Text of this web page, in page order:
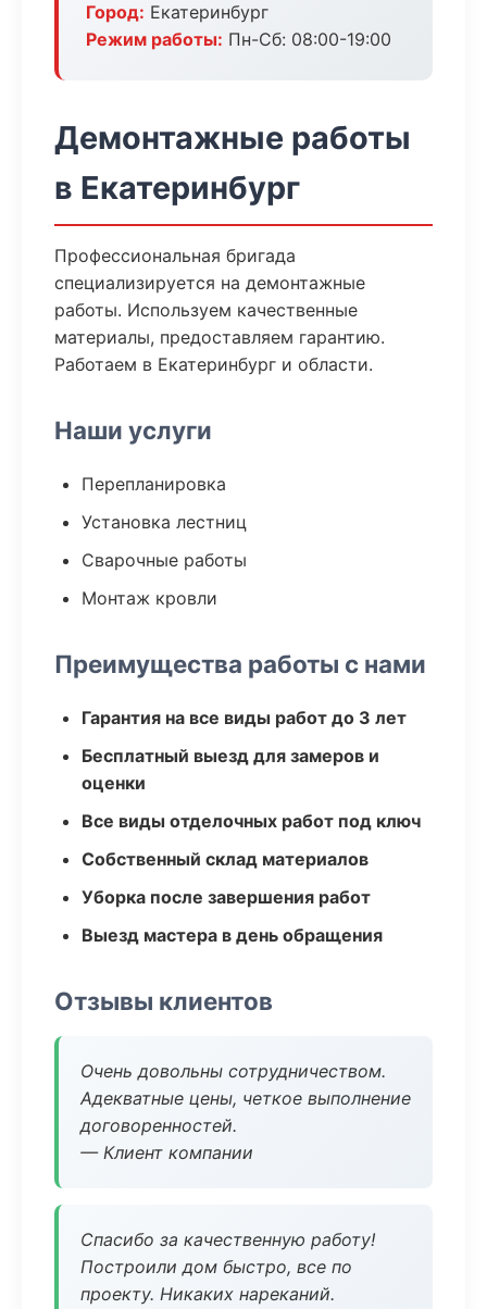
Город: Екатеринбург
Режим работы: Пн-Сб: 08:00-19:00
Демонтажные работы
в Екатеринбург
Профессиональная бригада
специализируется на демонтажные
работы. Используем качественные
материалы, предоставляем гарантию.
Работаем в Екатеринбург и области.
Наши услуги
Перепланировка
Установка лестниц
Сварочные работы
Монтаж кровли
Преимущества работы с нами
Гарантия на все виды работ до 3 лет
Бесплатный выезд для замеров и
оценки
Все виды отделочных работ под ключ
Собственный склад материалов
Уборка после завершения работ
Выезд мастера в день обращения
Отзывы клиентов
Очень довольны сотрудничеством.
Адекватные цены, четкое выполнение
договоренностей.
— Клиент компании
Спасибо за качественную работу!
Построили дом быстро, все по
проекту. Никаких нареканий.